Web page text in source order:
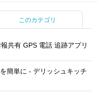
このカテゴリ
共有 GPS 電話 追跡アプリ
簡単‪に - デリッシュキッチ